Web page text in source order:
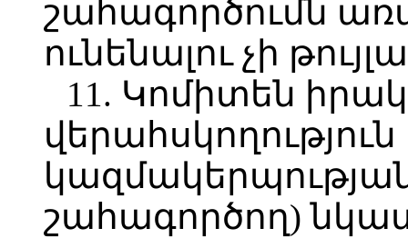
շահագործումն
ունենալու չի
11. Կոմիտեն
շահագործող)